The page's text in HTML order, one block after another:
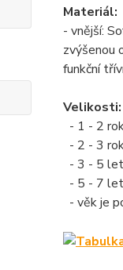
Materiál:
- vnější:
zvýšenou
funkční
Velikosti:
- 1 - 2
- 2 - 3
- 3 - 5 let
- 5 - 7 let
- věk je